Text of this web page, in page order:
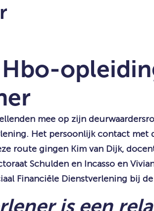
mee op zijn
Het persoonlijk contact
route gingen Kim van Dijk,
Schulden en Incasso en
Financiële Dienstverlening bij
is een